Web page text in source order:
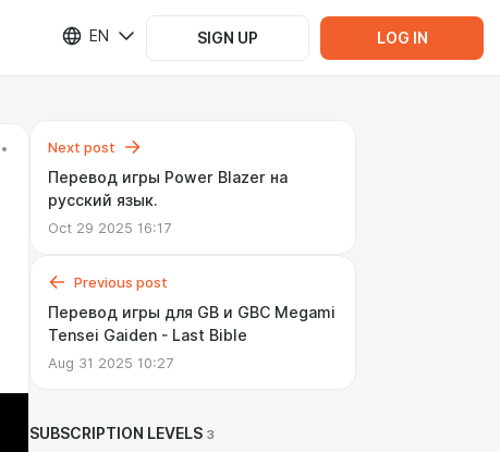
EN SIGN UP LOG IN
Next post
Перевод игры Power Blazer на
русский язык.
Oct 29 2025 16:17
Previous post
Перевод игры для GB и GBC Megami
Tensei Gaiden - Last Bible
Aug 31 2025 10:27
SUBSCRIPTION LEVELS 3